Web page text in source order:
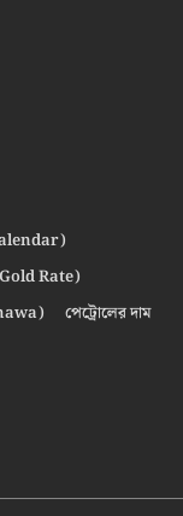
Rate)
পেট্রোলের দাম